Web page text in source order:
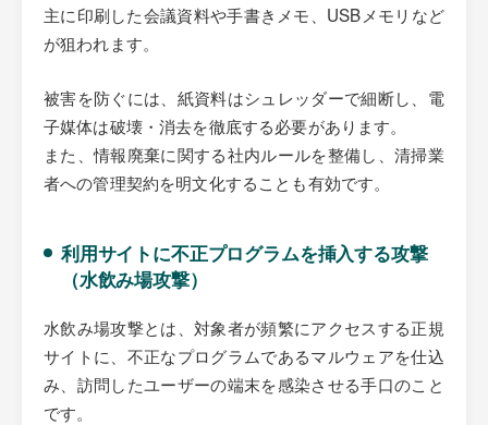
主に印刷した会議資料や手書きメモ、USBメモリなど
が狙われます。
被害を防ぐには、紙資料はシュレッダーで細断し、電
子媒体は破壊・消去を徹底する必要があります。
また、情報廃棄に関する社内ルールを整備し、清掃業
者への管理契約を明文化することも有効です。
利用サイトに不正プログラムを挿入する攻撃
（水飲み場攻撃）
水飲み場攻撃とは、対象者が頻繁にアクセスする正規
サイトに、不正なプログラムであるマルウェアを仕込
み、訪問したユーザーの端末を感染させる手口のこと
です。